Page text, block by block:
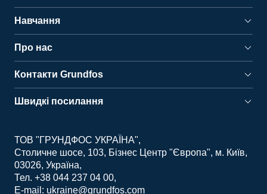
Навчання
Про нас
Контакти Grundfos
Швидкі посилання
ТОВ "ГРУНДФОС УКРАЇНА"
Столичне шосе, 103, Бізнес Центр "Європа", м. Київ,
03026, Україна
Тел. +38 044 237 04 00
E-mail: ukraine@grundfos.com